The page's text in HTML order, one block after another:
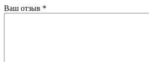
Ваш отзыв *